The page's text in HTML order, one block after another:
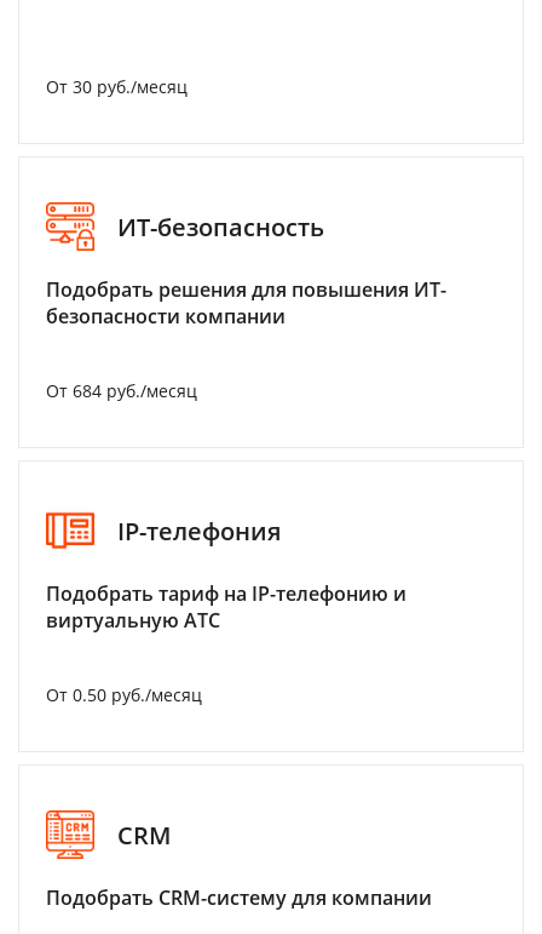
От 30 руб./месяц
ИТ-безопасность
Подобрать решения для повышения ИТ-
безопасности компании
От 684 руб./месяц
IP-телефония
Подобрать тариф на IP-телефонию и
виртуальную АТС
От 0.50 руб./месяц
CRM
Подобрать CRM-систему для компании